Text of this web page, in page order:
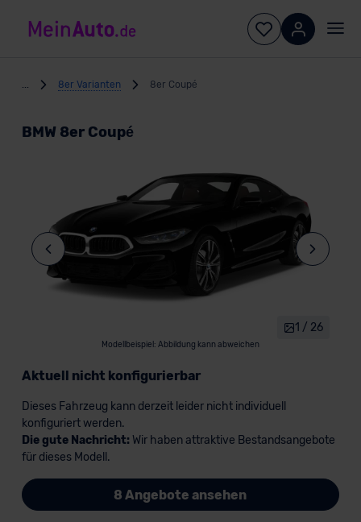
8er Varianten 8er Coupé
BMW 8er Coupé
Modellbeispiel: Abbildung kann abweichen
1 / 26
Aktuell nicht konfigurierbar
Dieses Fahrzeug kann derzeit leider nicht individuell
konfiguriert werden.
Die gute Nachricht: Wir haben attraktive Bestandsangebote
für dieses Modell.
8 Angebote ansehen